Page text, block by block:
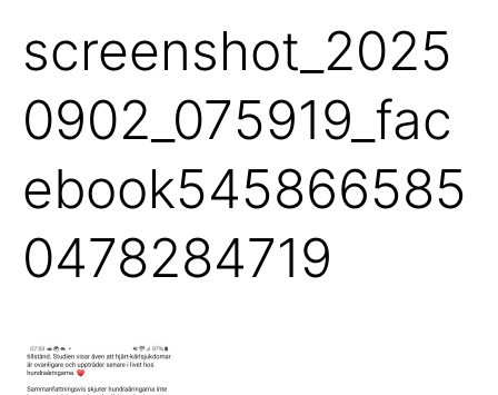
screenshot_2025
0902_075919_fac
ebook545866585
0478284719